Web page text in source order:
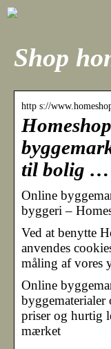
Shop
http s://
til bolig …
Online
byggeri –
Ved at benytte
anvendes
måling af vores
Online
priser og hurtig
mærket